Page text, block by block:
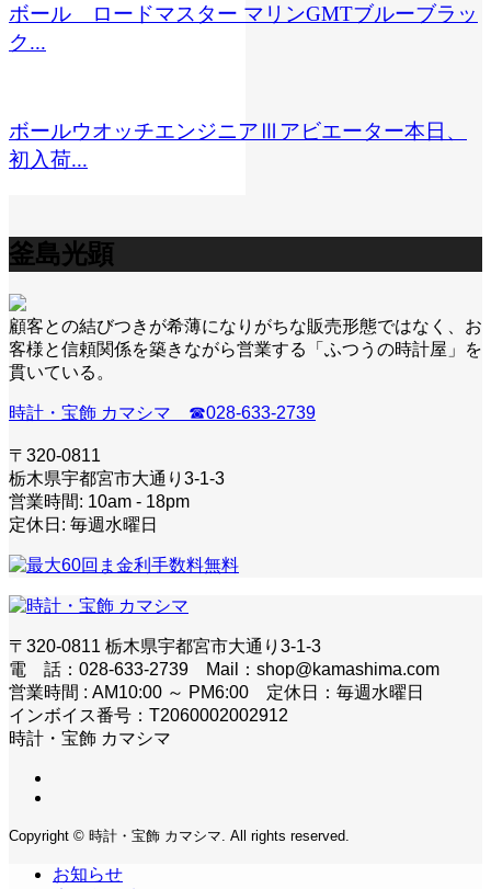
ボール ロードマスター マリンGMTブルーブラッ
ク...
ボールウオッチエンジニアⅢアビエーター本日、
初入荷...
釜島光顕
顧客との結びつきが希薄になりがちな販売形態ではなく、お
客様と信頼関係を築きながら営業する「ふつうの時計屋」を
貫いている。
時計・宝飾 カマシマ ☎028-633-2739
〒320-0811
栃木県宇都宮市大通り3-1-3
営業時間: 10am - 18pm
定休日: 毎週水曜日
〒320-0811 栃木県宇都宮市大通り3-1-3
電 話：028-633-2739 Mail：shop@kamashima.com
営業時間 : AM10:00 ～ PM6:00 定休日：毎週水曜日
インボイス番号：T2060002002912
時計・宝飾 カマシマ
Copyright © 時計・宝飾 カマシマ. All rights reserved.
お知らせ